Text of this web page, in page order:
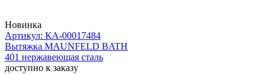
Новинка
Артикул: КА-00017484
Вытяжка MAUNFELD BATH
401 нержавеющая сталь
доступно к заказу